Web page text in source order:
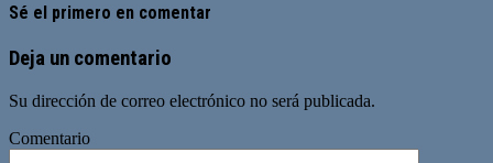
Sé el primero en comentar
Deja un comentario
Su dirección de correo electrónico no será publicada.
Comentario